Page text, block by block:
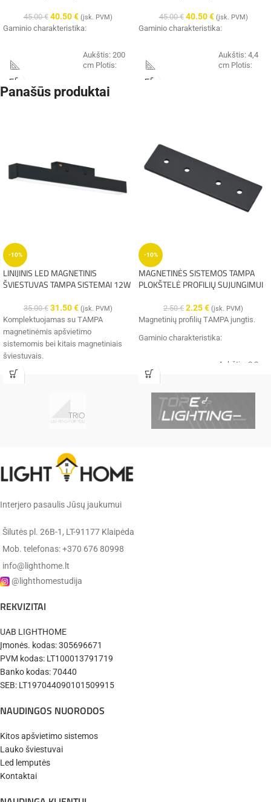
45.00€ 40.50€ (įsk. PVM)
Gaminio charakteristika:
Aukštis: 200
cm Plotis:
5,2 cm
Spalva: juoda
Gamintojas:
45.00€ 40.50€ (įsk. PVM)
Gaminio charakteristika:
Aukštis: 4,4
cm Plotis:
Hermetiškumas:
Spalva: juoda
metalas
Gamintojas:
Panašūs produktai
-10%
LINIJINIS LED MAGNETINIS
ŠVIESTUVAS TAMPA SISTEMAI 12W
35.00€ 31.50€ (įsk. PVM)
Komplektuojamas su TAMPA
magnetinėmis apšvietimo
sistemomis bei kitais magnetiniais
šviestuvais.
Valdomas “Tuya smart” programėle ar
sprendimas jūsų namams, su kuriuo
Aukštis: 2.2
cm Plotis:
30.5 cm
Galingumas
Integruotas
LED 12W,
1080lm,
Hermetiškumas:
Spalva: juoda
Gamintojas:
Topelighting
-10%
MAGNETINĖS SISTEMOS TAMPA
PLOKŠTELĖ PROFILIŲ SUJUNGIMUI
2.50€ 2.25€ (įsk. PVM)
Magnetinių profilių TAMPA jungtis.
Gaminio charakteristika:
Aukštis: 0,2
8 cm
Interjero pasaulis Jūsų jaukumui
Šilutės pl. 26B-1, LT-91177 Klaipėda
Mob. telefonas: +370 676 80998
info@lighthome.lt
@lighthomestudija
REKVIZITAI
UAB LIGHTHOME
Įmonės. kodas: 305696671
PVM kodas: LT100013791719
Banko kodas: 70440
SEB: LT197044090101509915
NAUDINGOS NUORODOS
Kitos apšvietimo sistemos
Lauko šviestuvai
Led lemputės
Kontaktai